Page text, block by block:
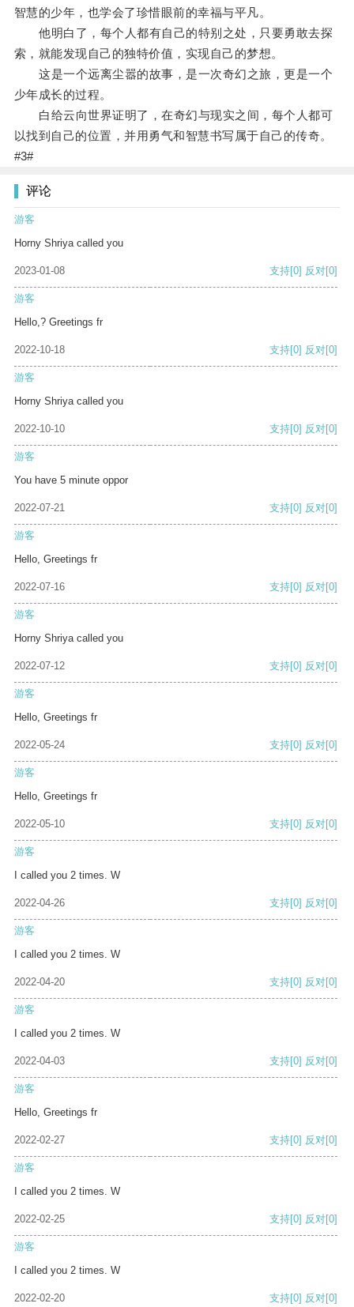
智慧的少年，也学会了珍惜眼前的幸福与平凡。
他明白了，每个人都有自己的特别之处，只要勇敢去探
索，就能发现自己的独特价值，实现自己的梦想。
这是一个远离尘嚣的故事，是一次奇幻之旅，更是一个
少年成长的过程。
白给云向世界证明了，在奇幻与现实之间，每个人都可
以找到自己的位置，并用勇气和智慧书写属于自己的传奇。
#3#
评论
游客
Horny Shriya called you
2023-01-08 支持[0] 反对[0]
游客
Hello,? Greetings fr
2022-10-18 支持[0] 反对[0]
游客
Horny Shriya called you
2022-10-10 支持[0] 反对[0]
游客
You have 5 minute oppor
2022-07-21 支持[0] 反对[0]
游客
Hello, Greetings fr
2022-07-16 支持[0] 反对[0]
游客
Horny Shriya called you
2022-07-12 支持[0] 反对[0]
游客
Hello, Greetings fr
2022-05-24 支持[0] 反对[0]
游客
Hello, Greetings fr
2022-05-10 支持[0] 反对[0]
游客
I called you 2 times. W
2022-04-26 支持[0] 反对[0]
游客
I called you 2 times. W
2022-04-20 支持[0] 反对[0]
游客
I called you 2 times. W
2022-04-03 支持[0] 反对[0]
游客
Hello, Greetings fr
2022-02-27 支持[0] 反对[0]
游客
I called you 2 times. W
2022-02-25 支持[0] 反对[0]
游客
I called you 2 times. W
2022-02-20 支持[0] 反对[0]